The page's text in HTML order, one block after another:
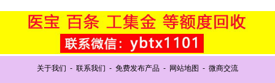
关于我们 - 联系我们 - 免费发布产品 - 网站地图 - 微商交流